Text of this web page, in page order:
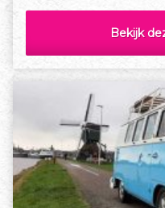
Bekijk